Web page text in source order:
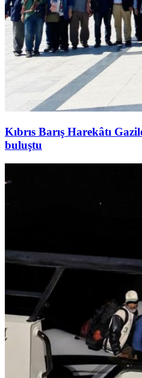
Kıbrıs Barış Harekâtı
buluştu